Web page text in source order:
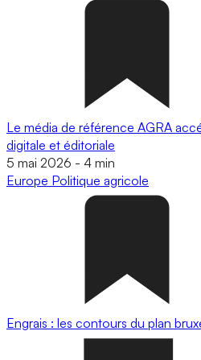
Le média de référence AGRA
digitale et éditoriale
5 mai 2026 - 4 min
Europe Politique agricole
Engrais : les contours du plan